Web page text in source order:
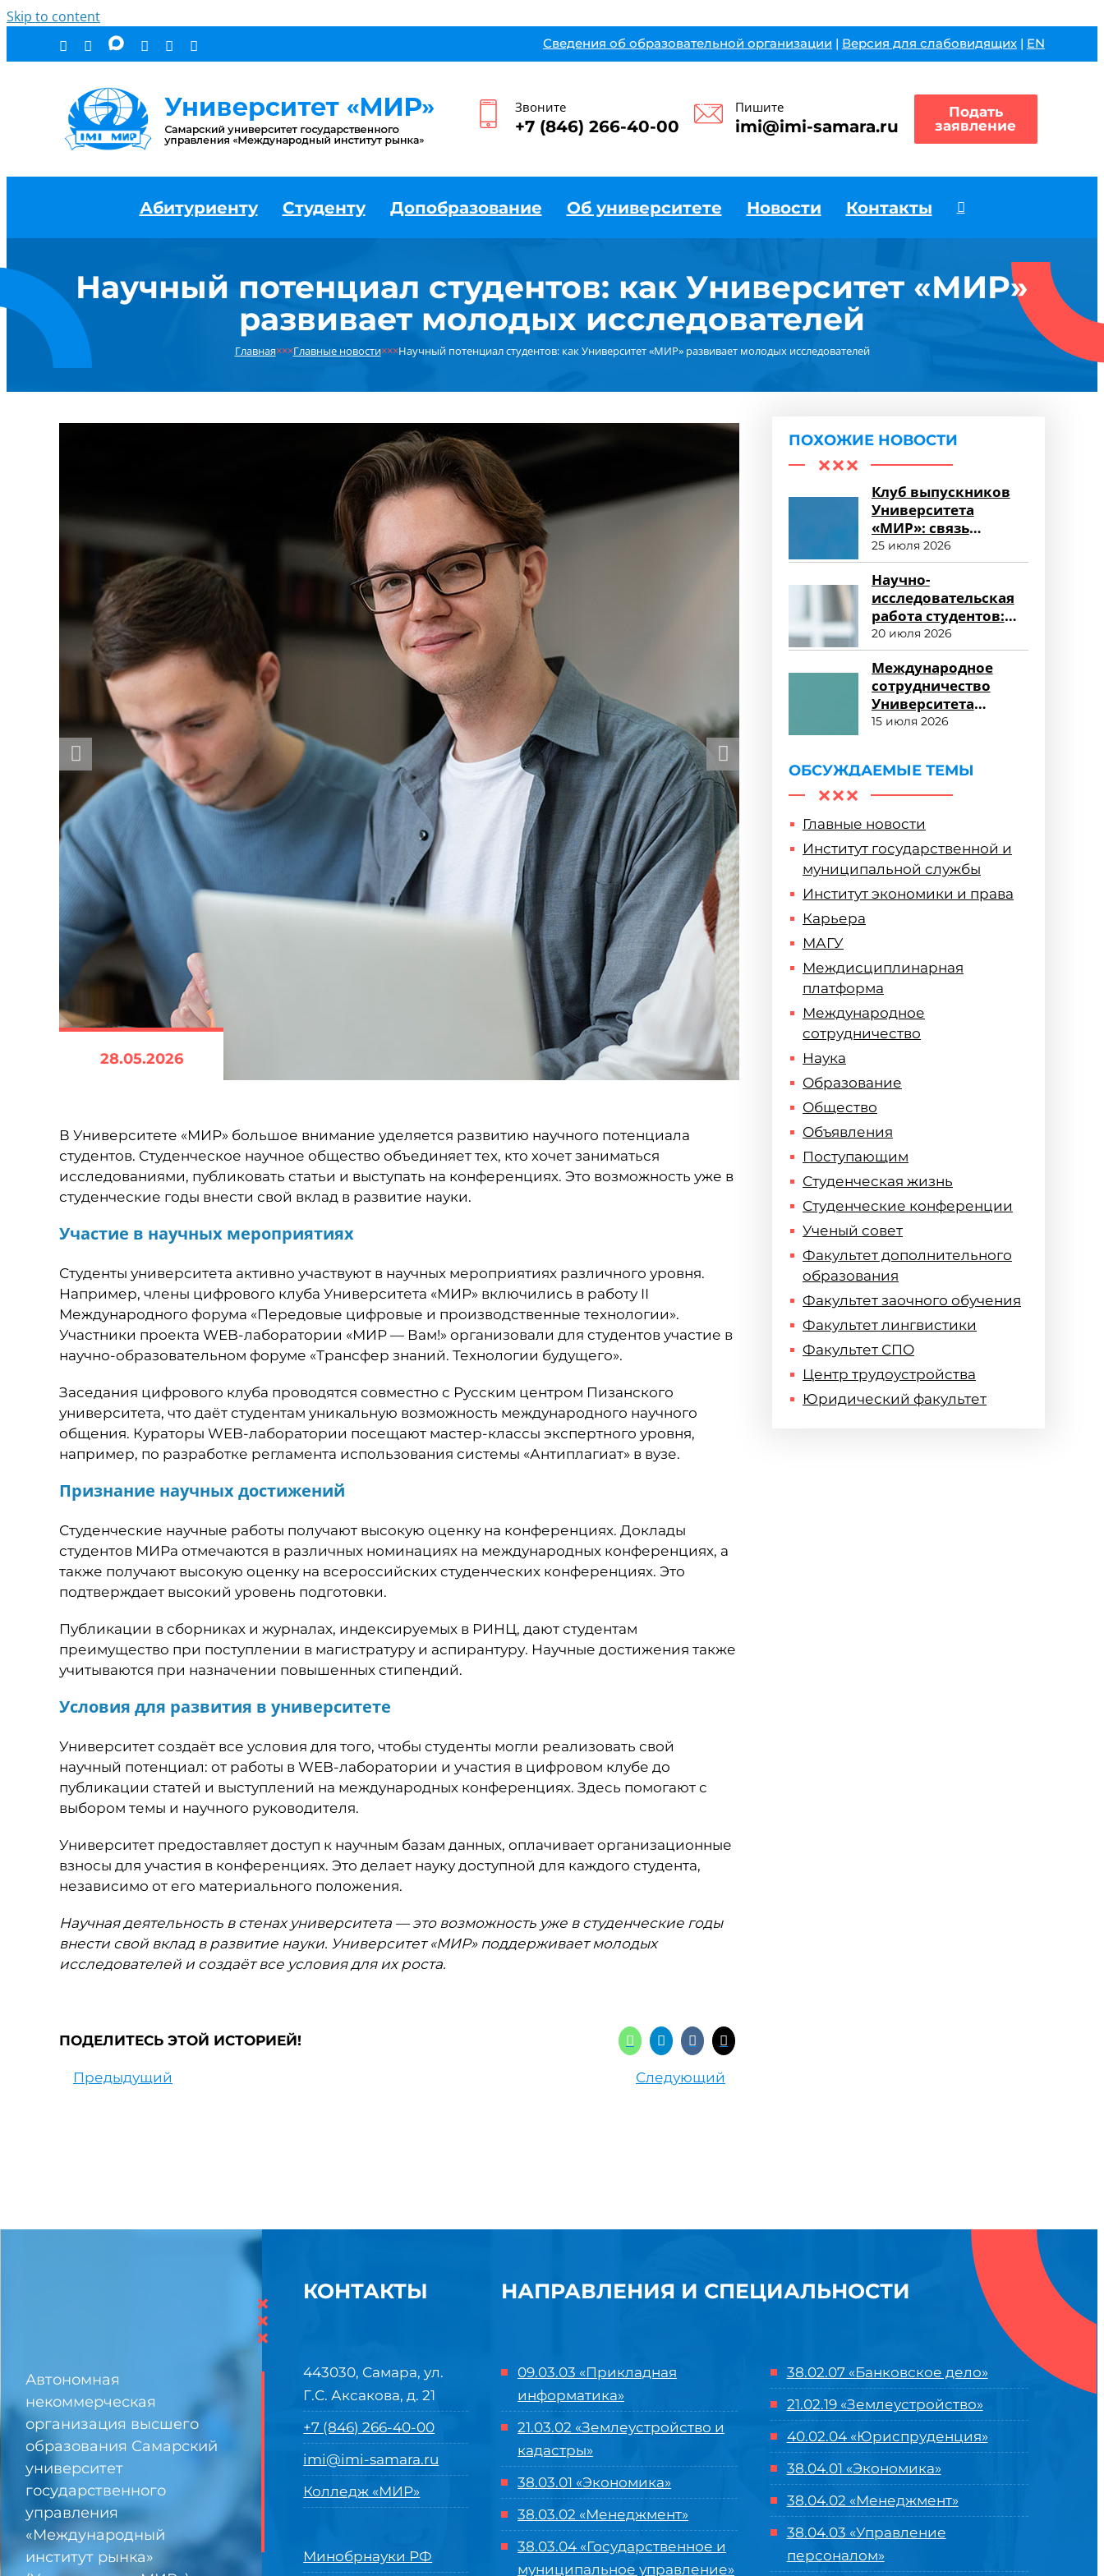
Skip to content
Сведения об образовательной организации | Версия для слабовидящих | EN
Звоните
+7 (846) 266-40-00
Пишите
imi@imi-samara.ru
Подать
заявление
Абитуриенту Студенту Допобразование Об университете Новости Контакты
Научный потенциал студентов: как Университет «МИР»
развивает молодых исследователей
Главная×××Главные новости×××Научный потенциал студентов: как Университет «МИР» развивает молодых исследователей
28.05.2026
В Университете «МИР» большое внимание уделяется развитию научного потенциала
студентов. Студенческое научное общество объединяет тех, кто хочет заниматься
исследованиями, публиковать статьи и выступать на конференциях. Это возможность уже в
студенческие годы внести свой вклад в развитие науки.
Участие в научных мероприятиях
Студенты университета активно участвуют в научных мероприятиях различного уровня.
Например, члены цифрового клуба Университета «МИР» включились в работу II
Международного форума «Передовые цифровые и производственные технологии».
Участники проекта WEB-лаборатории «МИР — Вам!» организовали для студентов участие в
научно-образовательном форуме «Трансфер знаний. Технологии будущего».
Заседания цифрового клуба проводятся совместно с Русским центром Пизанского
университета, что даёт студентам уникальную возможность международного научного
общения. Кураторы WEB-лаборатории посещают мастер-классы экспертного уровня,
например, по разработке регламента использования системы «Антиплагиат» в вузе.
Признание научных достижений
Студенческие научные работы получают высокую оценку на конференциях. Доклады
студентов МИРа отмечаются в различных номинациях на международных конференциях, а
также получают высокую оценку на всероссийских студенческих конференциях. Это
подтверждает высокий уровень подготовки.
Публикации в сборниках и журналах, индексируемых в РИНЦ, дают студентам
преимущество при поступлении в магистратуру и аспирантуру. Научные достижения также
учитываются при назначении повышенных стипендий.
Условия для развития в университете
Университет создаёт все условия для того, чтобы студенты могли реализовать свой
научный потенциал: от работы в WEB-лаборатории и участия в цифровом клубе до
публикации статей и выступлений на международных конференциях. Здесь помогают с
выбором темы и научного руководителя.
Университет предоставляет доступ к научным базам данных, оплачивает организационные
взносы для участия в конференциях. Это делает науку доступной для каждого студента,
независимо от его материального положения.
Научная деятельность в стенах университета — это возможность уже в студенческие годы
внести свой вклад в развитие науки. Университет «МИР» поддерживает молодых
исследователей и создаёт все условия для их роста.
ПОДЕЛИТЕСЬ ЭТОЙ ИСТОРИЕЙ!
Предыдущий Следующий
ПОХОЖИЕ НОВОСТИ
Клуб выпускников
Университета
«МИР»: связь
поколений и
карьерные
возможности
25 июля 2026
Научно-
исследовательская
работа студентов:
возможности для
развития
20 июля 2026
Международное
сотрудничество
Университета
«МИР»: новые
15 июля 2026
ОБСУЖДАЕМЫЕ ТЕМЫ
Главные новости
Институт государственной и
муниципальной службы
Институт экономики и права
Карьера
МАГУ
Междисциплинарная
платформа
Международное
сотрудничество
Наука
Образование
Общество
Объявления
Поступающим
Студенческая жизнь
Студенческие конференции
Ученый совет
Факультет дополнительного
образования
Факультет заочного обучения
Факультет лингвистики
Факультет СПО
Центр трудоустройства
Юридический факультет
Автономная
некоммерческая
организация высшего
образования Самарский
университет
государственного
управления
«Международный
институт рынка»
×
×
×
КОНТАКТЫ
443030, Самара, ул.
Г.С. Аксакова, д. 21
+7 (846) 266-40-00
imi@imi-samara.ru
Колледж «МИР»
Минобрнауки РФ
НАПРАВЛЕНИЯ И СПЕЦИАЛЬНОСТИ
09.03.03 «Прикладная
информатика»
21.03.02 «Землеустройство и
кадастры»
38.03.01 «Экономика»
38.03.02 «Менеджмент»
38.03.04 «Государственное и
муниципальное управление»
38.02.07 «Банковское дело»
21.02.19 «Землеустройство»
40.02.04 «Юриспруденция»
38.04.01 «Экономика»
38.04.02 «Менеджмент»
38.04.03 «Управление
персоналом»